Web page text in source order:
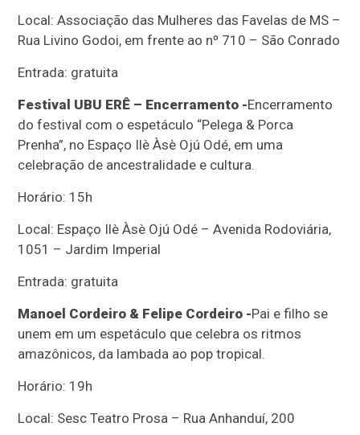
Local: Associação das Mulheres das Favelas de MS –
Rua Livino Godoi, em frente ao nº 710 – São Conrado
Entrada: gratuita
Festival UBU ERÊ – Encerramento -Encerramento
do festival com o espetáculo “Pelega & Porca
Prenha”, no Espaço Ilè Àsè Ojú Odé, em uma
celebração de ancestralidade e cultura.
Horário: 15h
Local: Espaço Ilè Àsè Ojú Odé – Avenida Rodoviária,
1051 – Jardim Imperial
Entrada: gratuita
Manoel Cordeiro & Felipe Cordeiro -Pai e filho se
unem em um espetáculo que celebra os ritmos
amazônicos, da lambada ao pop tropical.
Horário: 19h
Local: Sesc Teatro Prosa – Rua Anhanduí, 200